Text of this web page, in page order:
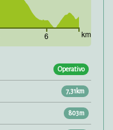
6 km
Operativo
7,31km
803m